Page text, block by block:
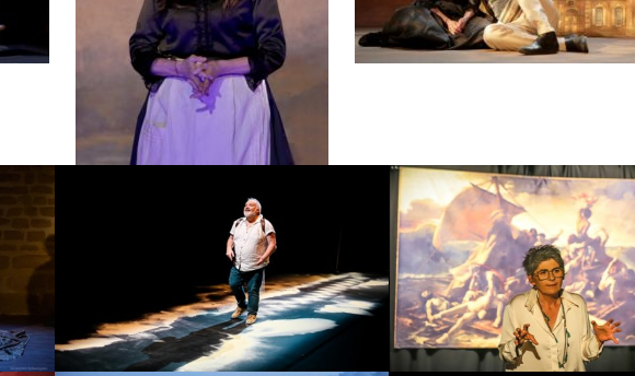
Rossignol à la langue
pourrie
Jeudi 15 et
vendredi 16 octobre
2026
D’Eckmühl à
Date :
vendredi 6
2026